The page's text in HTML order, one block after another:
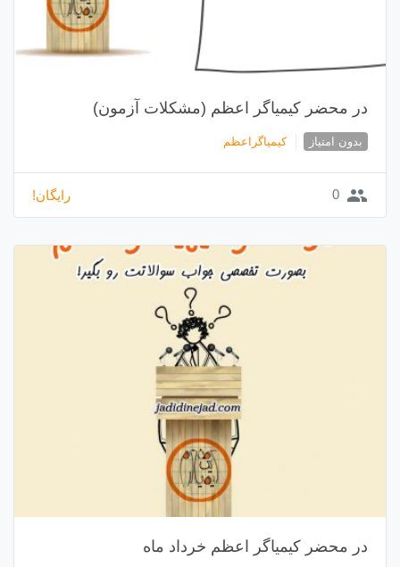
در محضر کیمیاگر اعظم (مشکلات آزمون)
بدون امتیاز کیمیاگراعظم
group
0 رایگان!
در محضر کیمیاگر اعظم خرداد ماه